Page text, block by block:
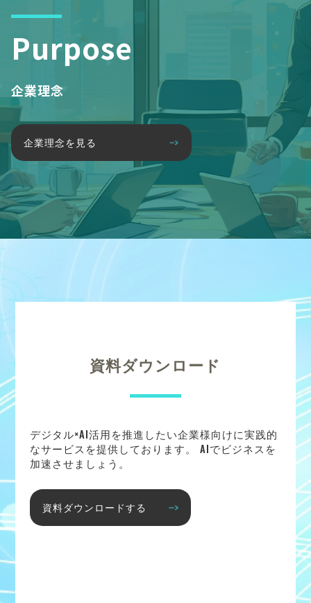
Purpose
企業理念
企業理念を見る
資料ダウンロード
デジタル×AI活用を推進したい企業様向けに実践的
なサービスを提供しております。 AIでビジネスを
加速させましょう。
資料ダウンロードする